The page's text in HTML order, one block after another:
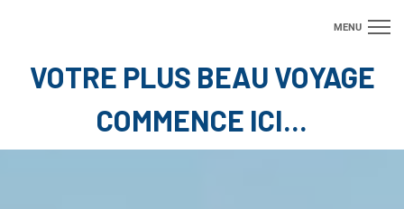
MENU
Suggestions de Séjours
VOTRE PLUS BEAU VOYAGE
COMMENCE ICI...